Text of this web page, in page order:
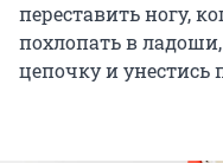
переставить ногу,
похлопать в
цепочку и унестись